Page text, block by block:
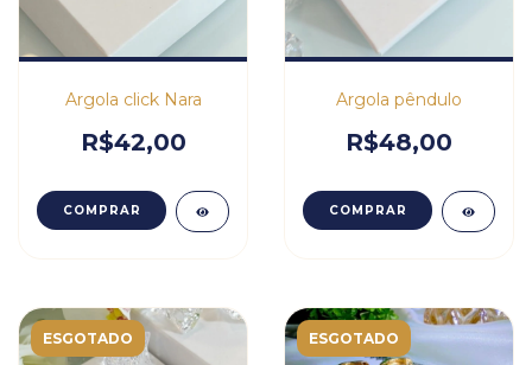
Argola click Nara
R$42,00
COMPRAR
Argola pêndulo
R$48,00
COMPRAR
ESGOTADO ESGOTADO